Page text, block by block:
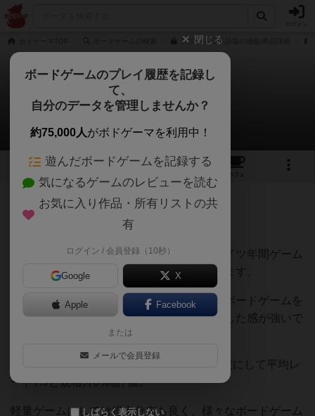
アズール 日本語版の通販/商品詳細
アズール
maroさんのレビュー
33 7 93
カフェ
439名 4名 0 6年以上前
２０１７年に発表され、２０１８年にはドイツ年間ゲーム
大賞をはじめとして数々の賞を受賞しています。
最近では拡張や姉妹品も登場し、いよいよボードゲームを
代表する作品の１つというべき地位を確立した感が強いで
なんといってもあのBGGで、weight 1.8程度にして平均レ
ート7.9と規格外の高評価。
軽量ゲームにしては得点分布も良く、様々なボードゲーム
閉じる
ボードゲームのプレイ履歴を記録し
て、
自分のデータを管理しませんか？
約75,000人がボドゲーマを利用中！
遊んだボードゲームを記録する
気になるゲームのレビューを読む
お気に入り作品・所有リストの共
有
ログイン / 会員登録（10秒）
Google X
Apple Facebook
または
メールで会員登録
しばらく表示しない